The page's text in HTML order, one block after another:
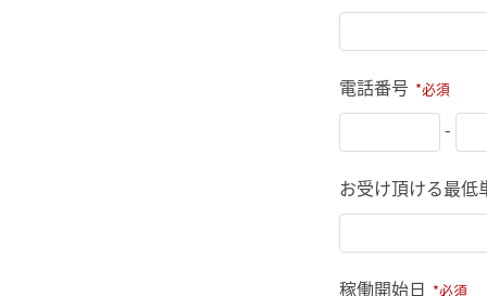
電話番号
-
お受け頂ける最低
稼働開始日